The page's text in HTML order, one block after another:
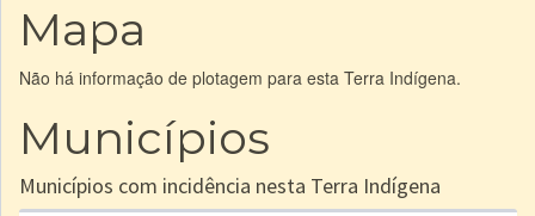
Mapa
Não há informação de plotagem para esta Terra Indígena.
Municípios
Municípios com incidência nesta Terra Indígena